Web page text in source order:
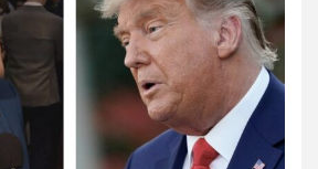
HOGAR Y SALUD
UU. reporta sus primeras
muertes por Cyclospora
en Michigan